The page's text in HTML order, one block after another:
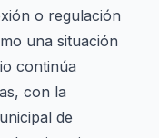
o regulación
una situación
continúa
con la
de